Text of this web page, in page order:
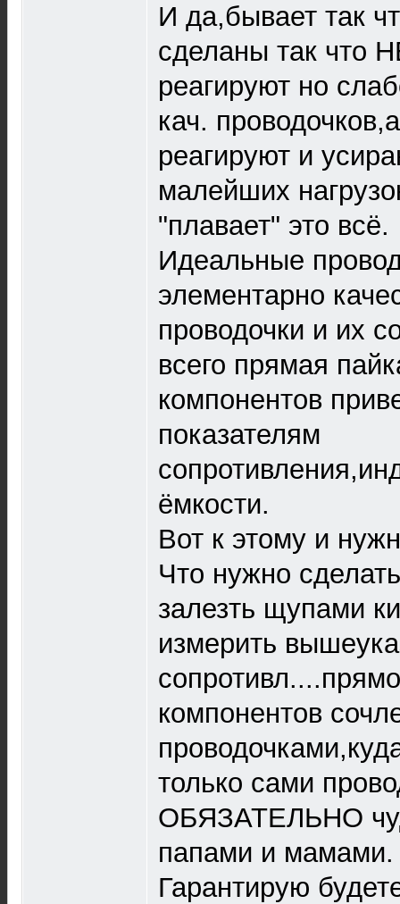
И да,бывает так
сделаны так что
реагируют но
кач.
реагируют и
малейших
"плавает" это всё.
Идеальные
элементарно
проводочки и их
всего прямая
компонентов
показателям
ёмкости.
Вот к этому и
Что нужно
залезть щупами
измерить
компонентов
только сами
ОБЯЗАТЕЛЬНО
папами и мамами.
Гарантирую